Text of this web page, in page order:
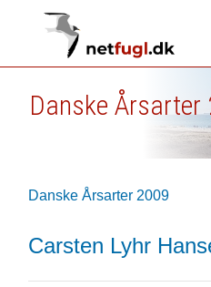
Danske Årsarter
Danske Årsarter 2009
Carsten Lyhr